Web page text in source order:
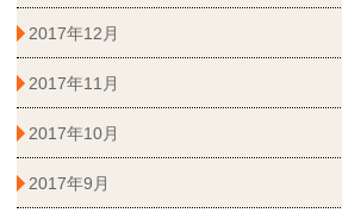
2017年12月
2017年11月
2017年10月
2017年9月